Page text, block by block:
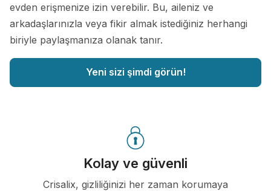
evden erişmenize izin verebilir. Bu, aileniz ve
arkadaşlarınızla veya fikir almak istediğiniz herhangi
biriyle paylaşmanıza olanak tanır.
Yeni sizi şimdi görün!
Kolay ve güvenli
Crisalix, gizliliğinizi her zaman korumaya